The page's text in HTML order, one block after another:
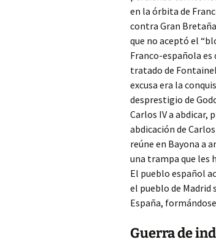
en la órbita de
contra Gran
que no aceptó el
Franco-española
tratado de
excusa era la
desprestigio de
Carlos IV a abdicar,
abdicación de
reúne en Bayona a
una trampa que les
El pueblo español
el pueblo de
España,
Guerra de